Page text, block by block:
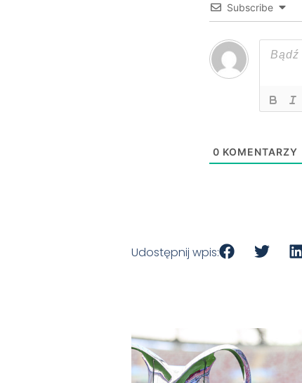
Subscribe
0 KOMENTARZY
Udostępnij wpis: